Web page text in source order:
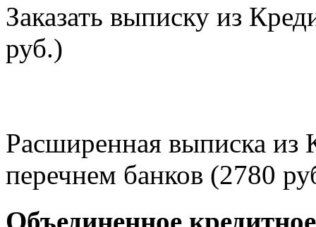
Заказать выписку из
руб.)
Расширенная выписка из
перечнем банков (2780
Объединенное